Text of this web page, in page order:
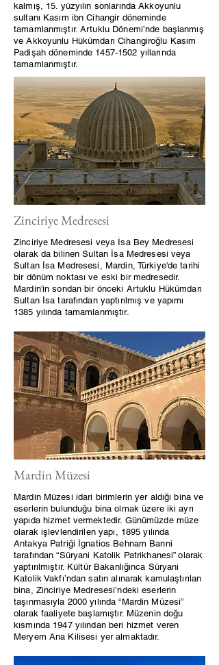
kalmış, 15. yüzyılın sonlarında Akkoyunlu
sultanı Kasım ibn Cihangir döneminde
tamamlanmıştır. Artuklu Dönemi’nde başlanmış
ve Akkoyunlu Hükümdarı Cihangiroğlu Kasım
Padişah döneminde 1457-1502 yıllarında
tamamlanmıştır.
Zinciriye Medresesi
Zinciriye Medresesi veya İsa Bey Medresesi
olarak da bilinen Sultan İsa Medresesi veya
Sultan İsa Medresesi, Mardin, Türkiye'de tarihi
bir dönüm noktası ve eski bir medresedir.
Mardin'in sondan bir önceki Artuklu Hükümdarı
Sultan İsa tarafından yaptırılmış ve yapımı
1385 yılında tamamlanmıştır.
Mardin Müzesi
Mardin Müzesi idari birimlerin yer aldığı bina ve
eserlerin bulunduğu bina olmak üzere iki ayrı
yapıda hizmet vermektedir. Günümüzde müze
olarak işlevlendirilen yapı, 1895 yılında
Antakya Patriği İgnatios Behnam Banni
tarafından “Süryani Katolik Patrikhanesi” olarak
yaptırılmıştır. Kültür Bakanlığınca Süryani
Katolik Vakfı’ndan satın alınarak kamulaştırılan
bina, Zinciriye Medresesi’ndeki eserlerin
taşınmasıyla 2000 yılında “Mardin Müzesi”
olarak faaliyete başlamıştır. Müzenin doğu
kısmında 1947 yılından beri hizmet veren
Meryem Ana Kilisesi yer almaktadır.